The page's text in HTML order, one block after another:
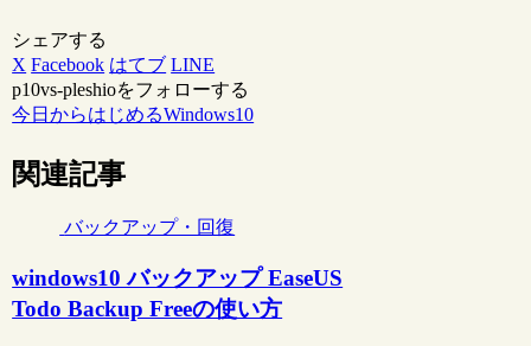
シェアする
X Facebook はてブ LINE
p10vs-pleshioをフォローする
今日からはじめるWindows10
関連記事
バックアップ・回復
windows10 バックアップ EaseUS
Todo Backup Freeの使い方